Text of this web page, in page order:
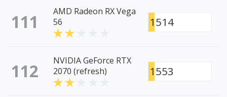
111
AMD Radeon RX Vega
56
1514
112
NVIDIA GeForce RTX
2070 (refresh)
1553